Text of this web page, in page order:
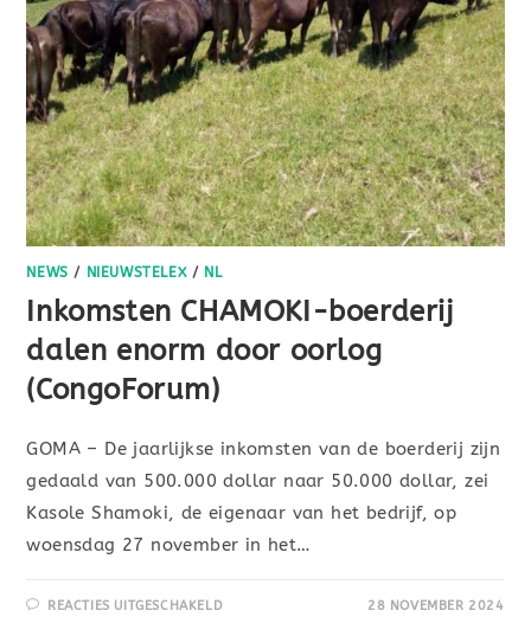
NEWS / NIEUWSTELEX/ NL
Inkomsten CHAMOKI-boerderij
dalen enorm door oorlog
(CongoForum)
GOMA – De jaarlijkse inkomsten van de boerderij zijn
gedaald van 500.000 dollar naar 50.000 dollar, zei
Kasole Shamoki, de eigenaar van het bedrijf, op
woensdag 27 november in het…
REACTIES UITGESCHAKELD 28 NOVEMBER 2024